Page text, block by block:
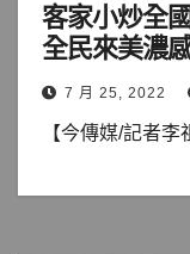
客家小炒全
全民來美濃
7 月 25, 2022
【今傳媒/記者